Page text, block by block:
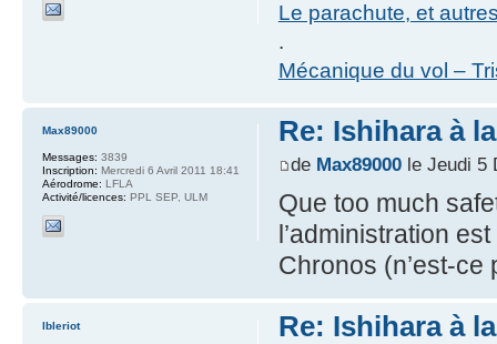
Le parachute, et
.
Mécanique du vol –
Re: Ishihara à
de Max89000le Jeudi 5
Que too much
l’administration
Chronos (n’est-ce
Max89000
Messages: 3839
Inscription: Mercredi 6 Avril 2011 18:41
Aérodrome: LFLA
Activité/licences: PPL SEP, ULM
Re: Ishihara à
lbleriot